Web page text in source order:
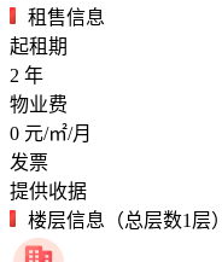
租售信息
起租期
2 年
物业费
0 元/㎡/月
发票
提供收据
楼层信息（总层数1层）